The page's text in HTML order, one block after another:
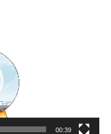
00:39